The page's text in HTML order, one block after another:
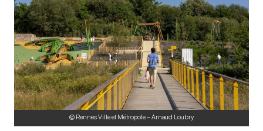
© Rennes Ville et Métropole – Arnaud Loubry